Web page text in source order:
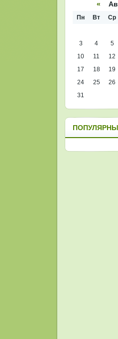
«
Пн Вт Ср
3
4 5
10
11 12
17
18 19
24
25 26
31